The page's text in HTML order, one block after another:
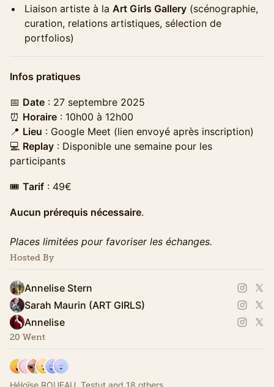
​Liaison artiste à la Art Girls Gallery (scénographie,
curation, relations artistiques, sélection de
portfolios)
Infos pratiques
​📅 Date : 27 septembre 2025
⏰ Horaire : 10h00 à 12h00
📍 Lieu : Google Meet (lien envoyé après inscription)
💻 Replay : Disponible une semaine pour les
participants
​🎟 Tarif : 49€
Aucun prérequis nécessaire.
Places limitées pour favoriser les échanges.
Hosted By
Annelise Stern
Sarah Maurin (ART GIRLS)
Annelise
20 Went
Héloïse ROUEAU, Testut and 18 others